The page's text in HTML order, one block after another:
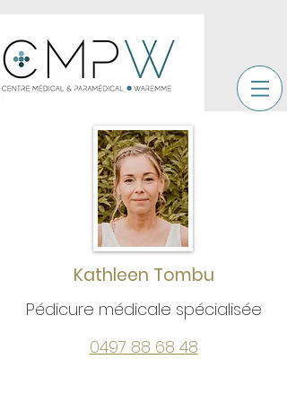
Kathleen Tombu
Pédicure médicale spécialisée
0497 88 68 48